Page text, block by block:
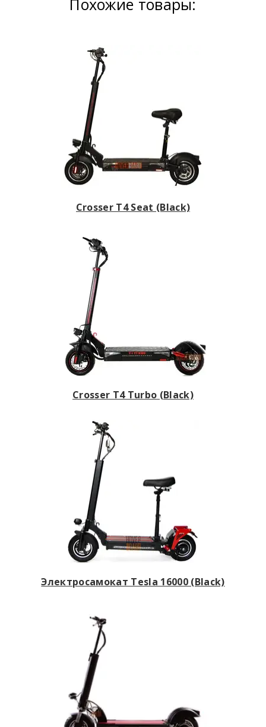
Crosser T4 Seat (Black)
Crosser T4 Turbo (Black)
Электросамокат Tesla 16000 (Black)